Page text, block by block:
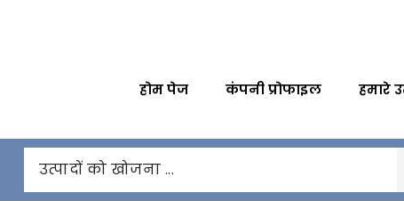
होम पेज कंपनी प्रोफाइल हमारे